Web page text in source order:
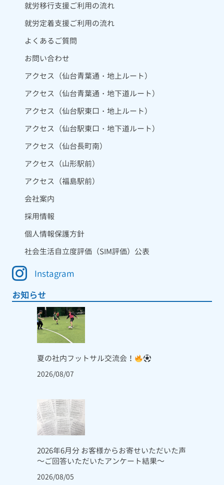
就労移行支援ご利用の流れ
就労定着支援ご利用の流れ
よくあるご質問
お問い合わせ
アクセス（仙台青葉通・地上ルート）
アクセス（仙台青葉通・地下道ルート）
アクセス（仙台駅東口・地上ルート）
アクセス（仙台駅東口・地下道ルート）
アクセス（仙台長町南）
アクセス（山形駅前）
アクセス（福島駅前）
会社案内
採用情報
個人情報保護方針
社会生活自立度評価（SIM評価）公表
Instagram
お知らせ
夏の社内フットサル交流会！
2026/08/07
2026年6月分 お客様からお寄せいただいた声
～ご回答いただいたアンケート結果～
2026/08/05